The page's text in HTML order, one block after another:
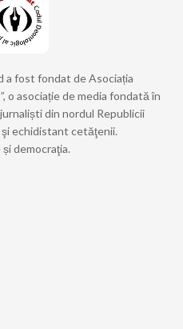
a fost fondat de Asociația
o asociație de media fondată în
din nordul Republicii
echidistant cetăţenii.
democraţia.